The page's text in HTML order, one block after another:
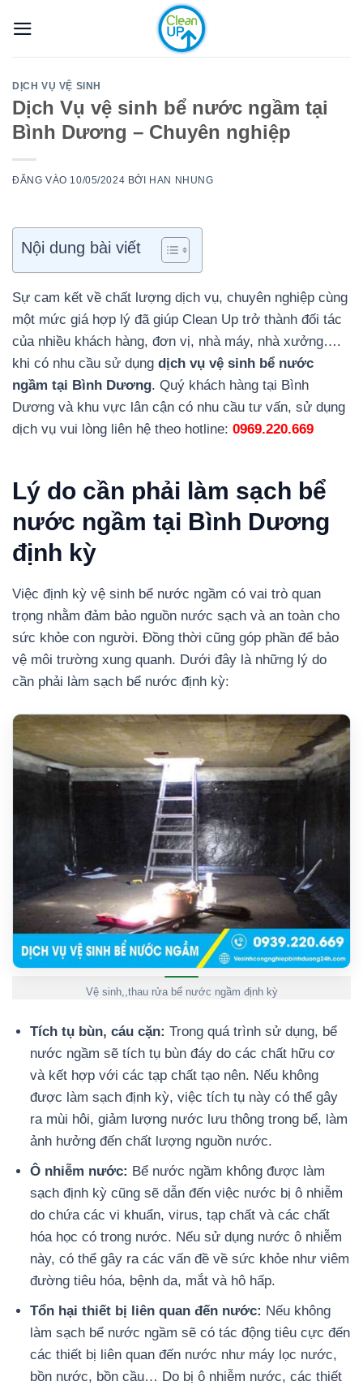
qua
DỊCH VỤ VỆ SINH
Dịch Vụ vệ sinh bể nước ngầm tại
Bình Dương – Chuyên nghiệp
ĐĂNG VÀO 10/05/2024 BỞI HAN NHUNG
Nội dung bài viết
Sự cam kết về chất lượng dịch vụ, chuyên nghiệp cùng
một mức giá hợp lý đã giúp Clean Up trở thành đối tác
của nhiều khách hàng, đơn vị, nhà máy, nhà xưởng….
khi có nhu cầu sử dụng dịch vụ vệ sinh bể nước
ngầm tại Bình Dương. Quý khách hàng tại Bình
Dương và khu vực lân cận có nhu cầu tư vấn, sử dụng
dịch vụ vui lòng liên hệ theo hotline: 0969.220.669
Lý do cần phải làm sạch bể
nước ngầm tại Bình Dương
định kỳ
Việc định kỳ vệ sinh bể nước ngầm có vai trò quan
trọng nhằm đảm bảo nguồn nước sạch và an toàn cho
sức khỏe con người. Đồng thời cũng góp phần để bảo
vệ môi trường xung quanh. Dưới đây là những lý do
cần phải làm sạch bể nước định kỳ:
Vệ sinh,,thau rửa bể nước ngầm định kỳ
Tích tụ bùn, cáu cặn: Trong quá trình sử dụng, bể
nước ngầm sẽ tích tụ bùn đáy do các chất hữu cơ
và kết hợp với các tạp chất tạo nên. Nếu không
được làm sạch định kỳ, việc tích tụ này có thể gây
ra mùi hôi, giảm lượng nước lưu thông trong bể, làm
ảnh hưởng đến chất lượng nguồn nước.
Ô nhiễm nước: Bể nước ngầm không được làm
sạch định kỳ cũng sẽ dẫn đến việc nước bị ô nhiễm
do chứa các vi khuẩn, virus, tạp chất và các chất
hóa học có trong nước. Nếu sử dụng nước ô nhiễm
này, có thể gây ra các vấn đề về sức khỏe như viêm
đường tiêu hóa, bệnh da, mắt và hô hấp.
Tổn hại thiết bị liên quan đến nước: Nếu không
làm sạch bể nước ngầm sẽ có tác động tiêu cực đến
các thiết bị liên quan đến nước như máy lọc nước,
bồn nước, bồn cầu… Do bị ô nhiễm nước, các thiết